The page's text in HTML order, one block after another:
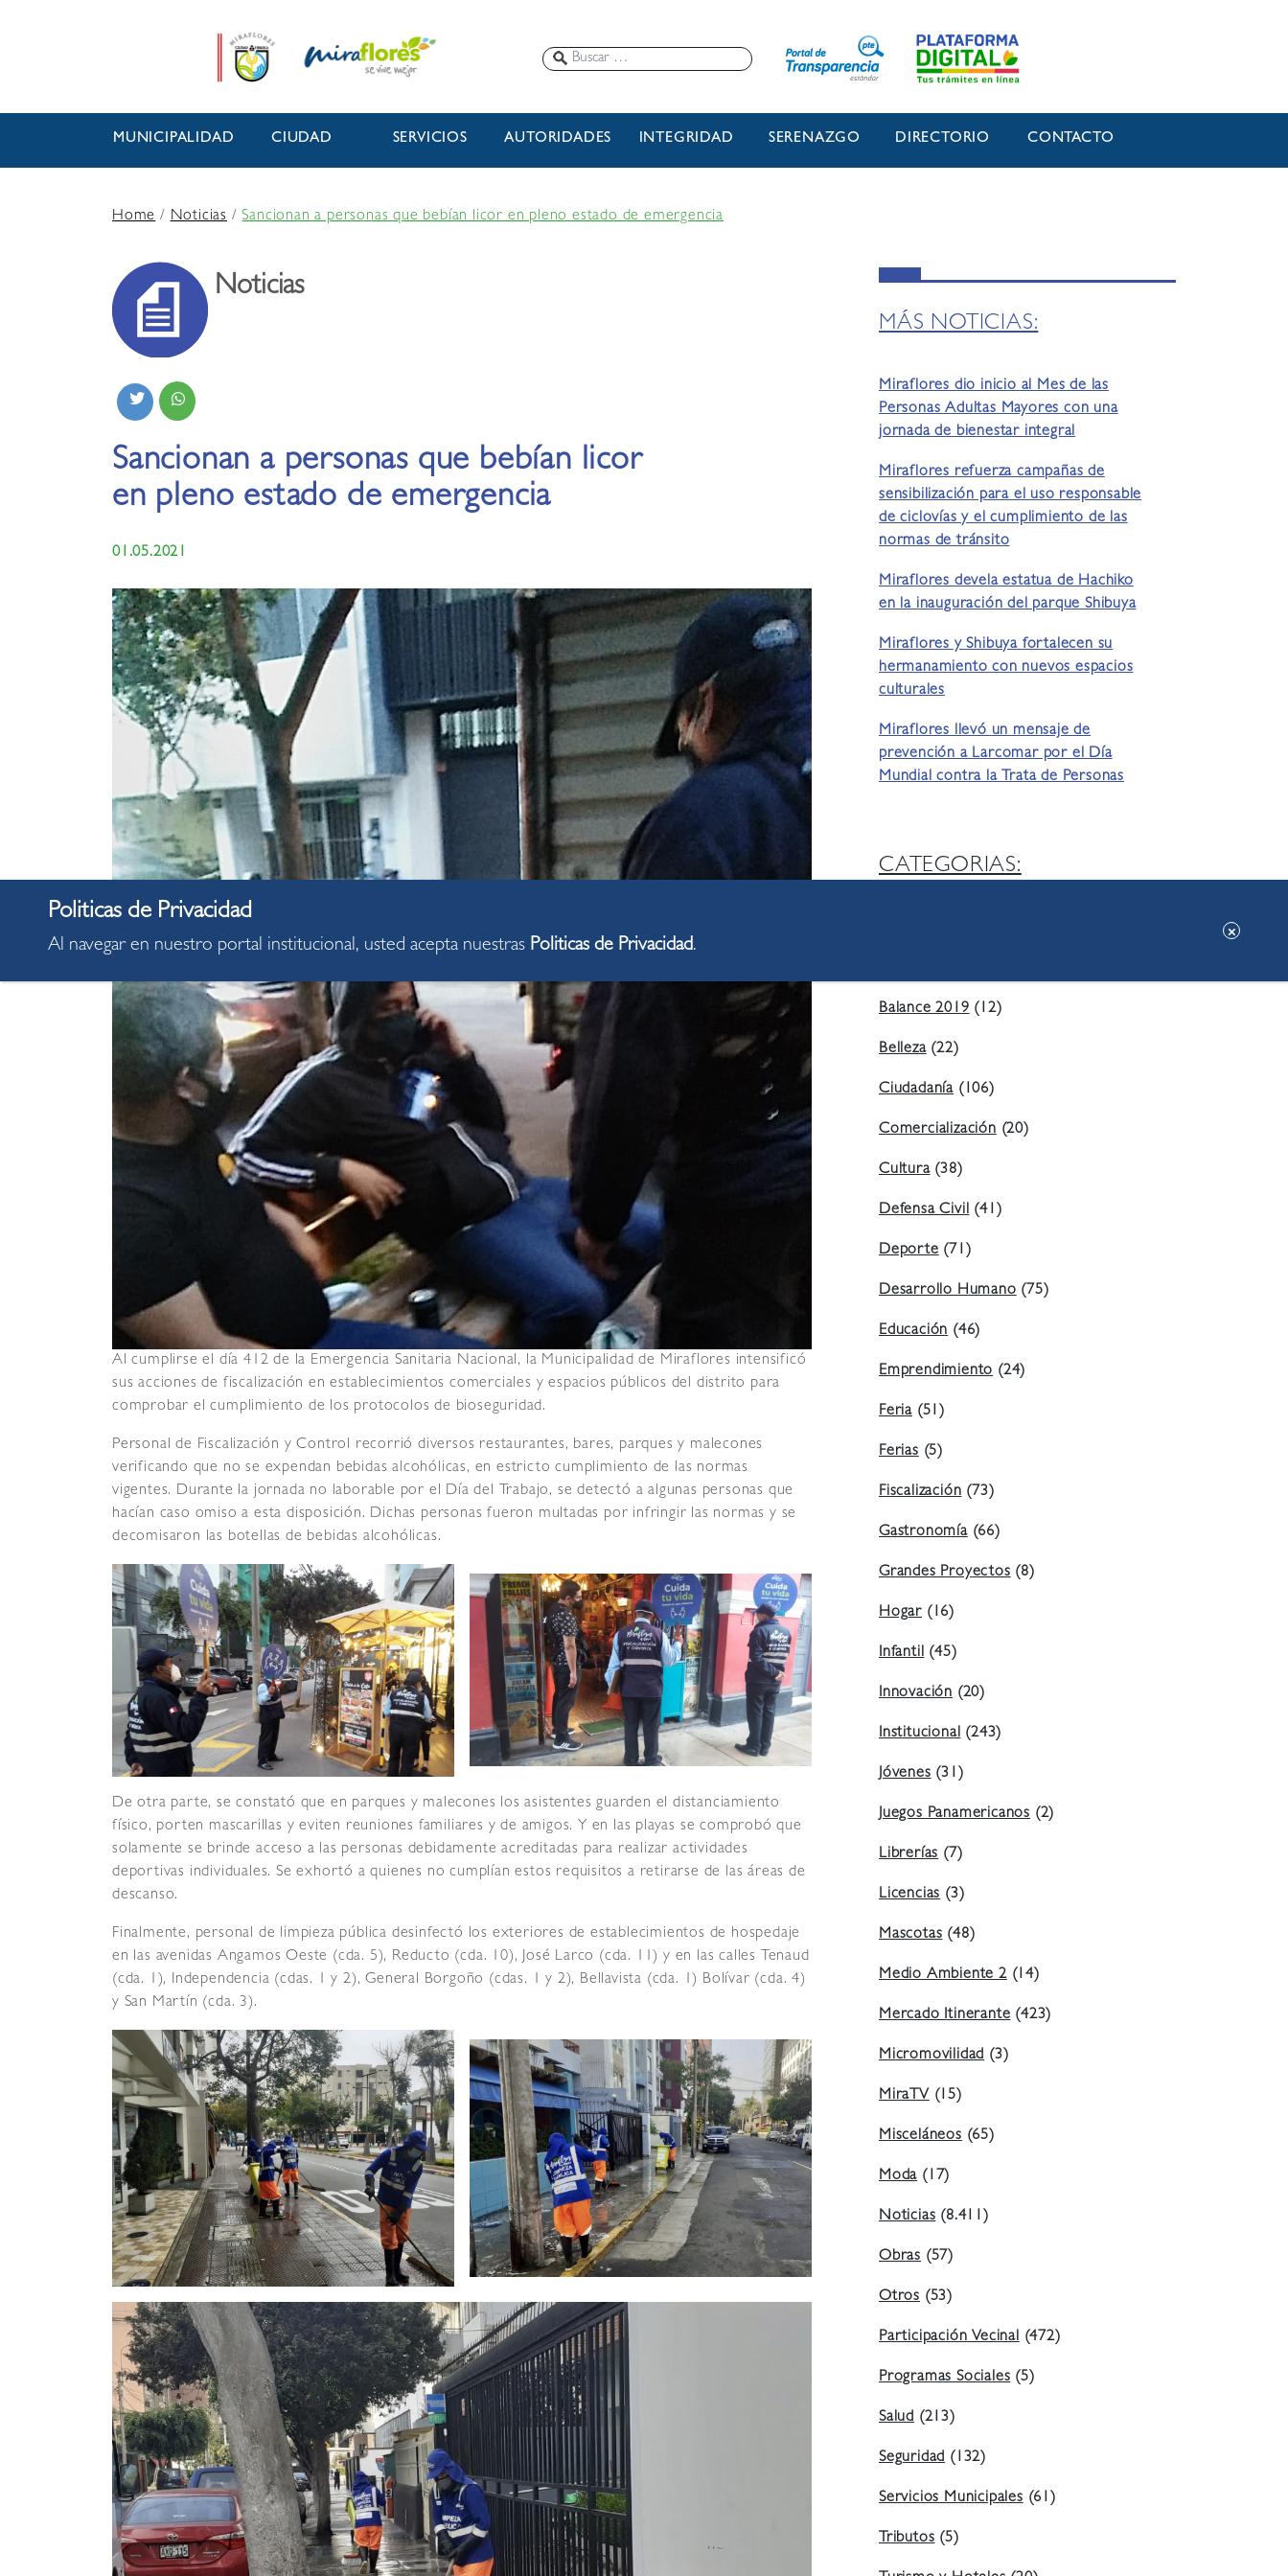
MUNICIPALIDAD CIUDAD SERVICIOS AUTORIDADES INTEGRIDAD SERENAZGO DIRECTORIO CONTACTO
Home/Noticias /Sancionan a personas que bebían licor en pleno estado de emergencia
Noticias
Sancionan a personas que bebían licor
en pleno estado de emergencia
01.05.2021
Al cumplirse el día 412 de la Emergencia Sanitaria Nacional, la Municipalidad de Miraflores intensificó
sus acciones de fiscalización en establecimientos comerciales y espacios públicos del distrito para
comprobar el cumplimiento de los protocolos de bioseguridad.
Personal de Fiscalización y Control recorrió diversos restaurantes, bares, parques y malecones
verificando que no se expendan bebidas alcohólicas, en estricto cumplimiento de las normas
vigentes. Durante la jornada no laborable por el Día del Trabajo, se detectó a algunas personas que
hacían caso omiso a esta disposición. Dichas personas fueron multadas por infringir las normas y se
decomisaron las botellas de bebidas alcohólicas.
De otra parte, se constató que en parques y malecones los asistentes guarden el distanciamiento
físico, porten mascarillas y eviten reuniones familiares y de amigos. Y en las playas se comprobó que
solamente se brinde acceso a las personas debidamente acreditadas para realizar actividades
deportivas individuales. Se exhortó a quienes no cumplían estos requisitos a retirarse de las áreas de
descanso.
Finalmente, personal de limpieza pública desinfectó los exteriores de establecimientos de hospedaje
en las avenidas Angamos Oeste (cda. 5), Reducto (cda. 10), José Larco (cda. 11) y en las calles Tenaud
(cda. 1), Independencia (cdas. 1 y 2), General Borgoño (cdas. 1 y 2), Bellavista (cda. 1) Bolívar (cda. 4)
y San Martín (cda. 3).
MÁS NOTICIAS:
Miraflores dio inicio al Mes de las
Personas Adultas Mayores con una
jornada de bienestar integral
Miraflores refuerza campañas de
sensibilización para el uso responsable
de ciclovías y el cumplimiento de las
normas de tránsito
Miraflores devela estatua de Hachiko
en la inauguración del parque Shibuya
Miraflores y Shibuya fortalecen su
hermanamiento con nuevos espacios
culturales
Miraflores llevó un mensaje de
prevención a Larcomar por el Día
Mundial contra la Trata de Personas
CATEGORIAS:
Balance 2019(12)
Belleza(22)
Ciudadanía (106)
Comercialización(20)
Cultura(38)
Defensa Civil(41)
Deporte(71)
Desarrollo Humano(75)
Educación(46)
Emprendimiento(24)
Feria (51)
Ferias(5)
Fiscalización(73)
Gastronomía(66)
Grandes Proyectos(8)
Hogar (16)
Infantil(45)
Innovación (20)
Institucional(243)
Jóvenes(31)
Juegos Panamericanos (2)
Librerías(7)
Licencias(3)
Mascotas(48)
Medio Ambiente 2(14)
Mercado Itinerante(423)
Micromovilidad(3)
MiraTV(15)
Misceláneos(65)
Moda(17)
Noticias(8.411)
Obras (57)
Otros (53)
Participación Vecinal(472)
Programas Sociales(5)
Salud (213)
Seguridad(132)
Servicios Municipales(61)
Tributos(5)
Al navegar en nuestro portal institucional, usted acepta nuestras Politicas de Privacidad.